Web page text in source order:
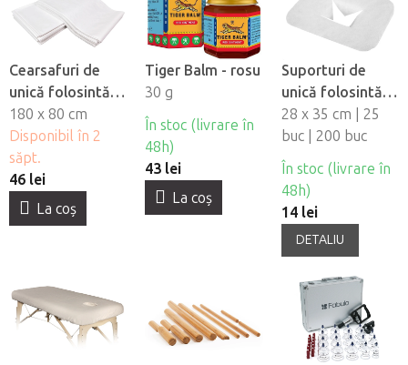
Cearsafuri de
unică folosintă
impermeabile
Fabulo, 10 buc
180 x 80 cm
Disponibil în 2
săpt.
46 lei
La coş
Tiger Balm - rosu
30 g
În stoc (livrare în
48h)
43 lei
La coş
Suporturi de
unică folosintă
pentru orificiul
fetei din material
netesut Fabulo
28 x 35 cm | 25
buc | 200 buc
În stoc (livrare în
48h)
14 lei
DETALIU